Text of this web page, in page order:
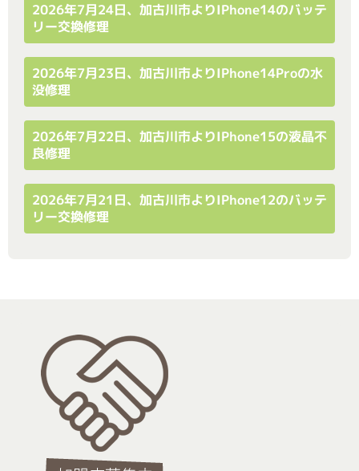
2026年7月24日、加古川市よりiPhone14のバッテ
リー交換修理
2026年7月23日、加古川市よりiPhone14Proの水
没修理
2026年7月22日、加古川市よりiPhone15の液晶不
良修理
2026年7月21日、加古川市よりiPhone12のバッテ
リー交換修理